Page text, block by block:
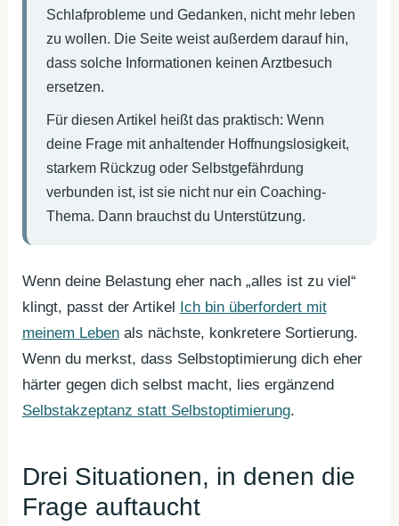
Schlafprobleme und Gedanken, nicht mehr leben
zu wollen. Die Seite weist außerdem darauf hin,
dass solche Informationen keinen Arztbesuch
ersetzen.
Für diesen Artikel heißt das praktisch: Wenn
deine Frage mit anhaltender Hoffnungslosigkeit,
starkem Rückzug oder Selbstgefährdung
verbunden ist, ist sie nicht nur ein Coaching-
Thema. Dann brauchst du Unterstützung.
Wenn deine Belastung eher nach „alles ist zu viel“
klingt, passt der Artikel
Ich bin überfordert mit
meinem Lebenals nächste, konkretere Sortierung.
Wenn du merkst, dass Selbstoptimierung dich eher
härter gegen dich selbst macht, lies ergänzend
Selbstakzeptanz statt Selbstoptimierung.
Drei Situationen, in denen die
Frage auftaucht